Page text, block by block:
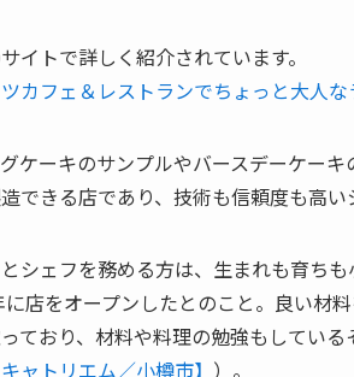
イトで詳しく紹介されています。
カフェ＆レストランでちょっと大人
ケーキのサンプルやバースデーケー
できる店であり、技術も信頼度も高い
シェフを務める方は、生まれも育ち
店をオープンしたとのこと。良い材
ており、材料や料理の勉強もしている
ャトリエム／小樽市】 ）。